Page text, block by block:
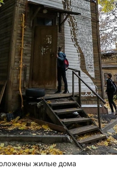
жилые дома